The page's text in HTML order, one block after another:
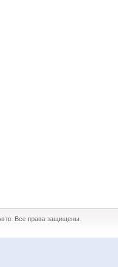
Все права защищены.